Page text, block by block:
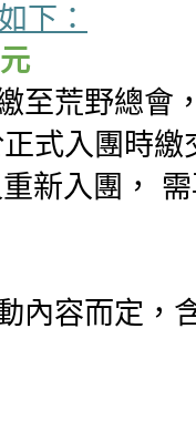
下：
至荒野總會
式入團時繳
新入團， 需
內容而定，